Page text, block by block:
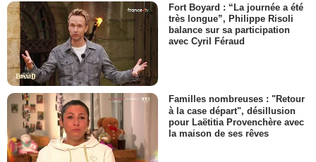
Fort Boyard : “La journée a été
très longue”, Philippe Risoli
balance sur sa participation
avec Cyril Féraud
Familles nombreuses : "Retour
à la case départ", désillusion
pour Laëtitia Provenchère avec
la maison de ses rêves